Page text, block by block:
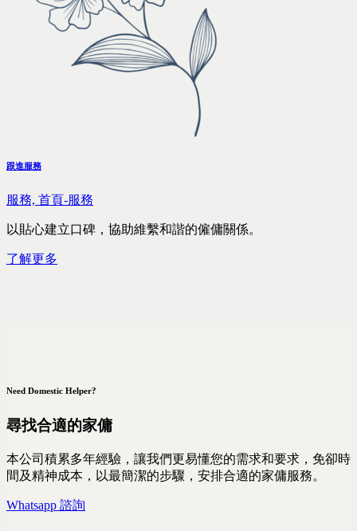
跟進服務
服務, 首頁-服務
以貼心建立口碑，協助維繫和諧的僱傭關係。
了解更多
Need Domestic Helper?
尋找合適的家傭
本公司積累多年經驗，讓我們更易懂您的需求和要求，免卻時
間及精神成本，以最簡潔的步驟，安排合適的家傭服務。
Whatsapp 諮詢